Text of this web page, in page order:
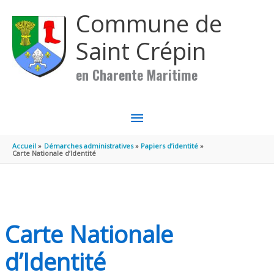
Commune de
Saint Crépin
en Charente Maritime
MENU
PRINCIPAL
Accueil Démarches administratives
Papiers d’identité
Carte Nationale d’Identité
Carte Nationale
d’Identité